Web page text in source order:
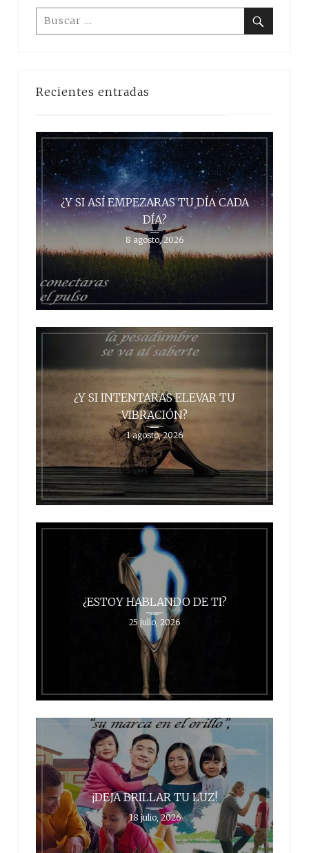
Buscar:
Recientes entradas
¿Y SI ASÍ EMPEZARAS TU DÍA CADA
DÍA?
8 agosto, 2026
¿Y SI INTENTARAS ELEVAR TU
VIBRACIÓN?
1 agosto, 2026
¿ESTOY HABLANDO DE TI?
25 julio, 2026
¡DEJA BRILLAR TU LUZ!
18 julio, 2026